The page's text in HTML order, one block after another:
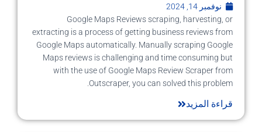
نوفمبر 14, 2024
Google Maps Reviews scraping, harvesting, or
extracting is a process of getting business reviews from
Google Maps automatically. Manually scraping Google
Maps reviews is challenging and time consuming but
with the use of Google Maps Review Scraper from
Outscraper, you can solved this problem.
قراءة المزيد